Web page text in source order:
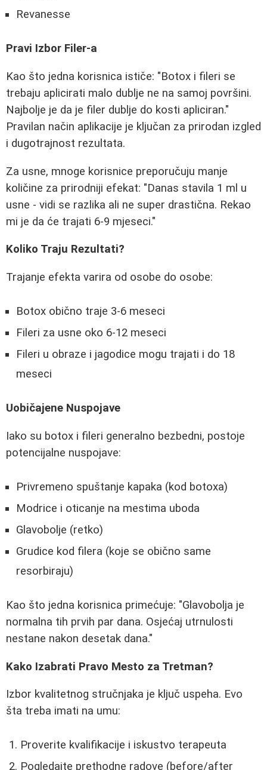
Revanesse
Pravi Izbor Filer-a
Kao što jedna korisnica ističe: "Botox i fileri se
trebaju aplicirati malo dublje ne na samoj površini.
Najbolje je da je filer dublje do kosti apliciran."
Pravilan način aplikacije je ključan za prirodan izgled
i dugotrajnost rezultata.
Za usne, mnoge korisnice preporučuju manje
količine za prirodniji efekat: "Danas stavila 1 ml u
usne - vidi se razlika ali ne super drastična. Rekao
mi je da će trajati 6-9 mjeseci."
Koliko Traju Rezultati?
Trajanje efekta varira od osobe do osobe:
Botox obično traje 3-6 meseci
Fileri za usne oko 6-12 meseci
Fileri u obraze i jagodice mogu trajati i do 18
meseci
Uobičajene Nuspojave
Iako su botox i fileri generalno bezbedni, postoje
potencijalne nuspojave:
Privremeno spuštanje kapaka (kod botoxa)
Modrice i oticanje na mestima uboda
Glavobolje (retko)
Grudice kod filera (koje se obično same
resorbiraju)
Kao što jedna korisnica primećuje: "Glavobolja je
normalna tih prvih par dana. Osjećaj utrnulosti
nestane nakon desetak dana."
Kako Izabrati Pravo Mesto za Tretman?
Izbor kvalitetnog stručnjaka je ključ uspeha. Evo
šta treba imati na umu:
Proverite kvalifikacije i iskustvo terapeuta
Pogledajte prethodne radove (before/after